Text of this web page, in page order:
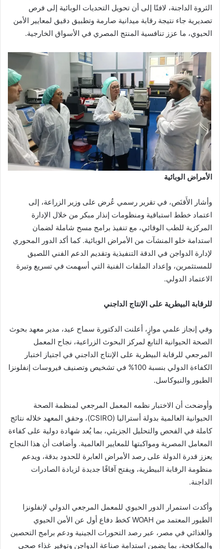
الثروة الداجنة، لافتًا إلى أن تحويل التحديات الوبائية إلى فرص
تصديرية جاء نتيجة رقابة ميدانية صارمة وتطبيق دقيق لمعايير الأمن
الحيوي، ما عزز تنافسية المنتج المصري في الأسواق الخارجية.
الأمراض الوبائية
وأشار الأَقنَص، في تقرير رسمي عُرض على وزير الزراعة، إلى
اعتماد خطط استباقية ومنظومات إنذار مبكر من خلال الإدارة
المركزية للطب الوقائي، مع تنفيذ برامج مسح شاملة لضمان
استدامة خلو المنشآت من الأمراض الوبائية. كما أكد الدور المحوري
لإدارة الدواجن في الدقة التنفيذية وتقديم الدعم الفني اللصيق
للمستثمرين، وإعداد الملفات الفنية التي أسهمت في تسريع وتيرة
الاعتماد الدولي.
للرقابة البيطرية على الإنتاج الداجني
وفي إنجاز علمي موازٍ، أعلنت الدكتورة سماح عيد، مدير معهد بحوث
الصحة الحيوانية التابع لمركز البحوث الزراعية، نجاح المعمل
المرجعي للرقابة البيطرية على الإنتاج الداجني في اجتياز اختبار
الكفاءة الدولي بنسبة 100% في تشخيص وتصنيف فيروسات إنفلونزا
الطيور والنيوكاسل.
وأوضحت أن الاختبار نظمه المعمل المرجعي لمنظمة الصحة
الحيوانية العالمية بدولة أستراليا (CSIRO)، وحقق المعهد خلاله نتائج
كاملة في الفحص والتحليل الجزيئي، بما يُعد شهادة دولية على كفاءة
المعامل المصرية ومواكبتها للمعايير العالمية. وأضافت أن هذا النجاح
يعزز قدرة الدولة على رصد الأمراض العابرة للحدود بدقة، ويدعم
منظومة الرقابة البيطرية، ويفتح آفاقًا جديدة لزيادة الصادرات
الداجنة.
وأكدت استمرار الدور الحيوي للمعمل المرجعي الدولي لإنفلونزا
الطيور المعتمد من WOAH كخط دفاع أول عن الأمن الحيوي
والغذائي في مصر، عبر رصد التحورات الجينية ودعم برامج التحصين
والمكافحة، بما يضمن استدامة صناعة الدواجن وتوفير غذاء صحي